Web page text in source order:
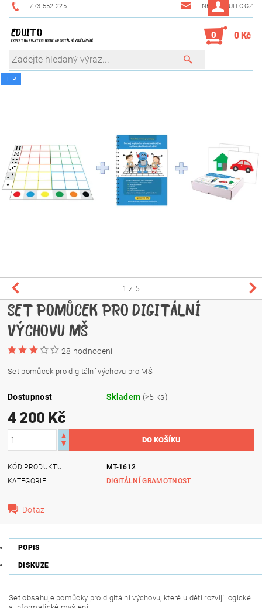
773 552 225 INFO@EDUITO.CZ
EDUITO
EXPERT NA POLYTECHNICKÉ A DIGITÁLNÍ VZDĚLÁVÁNÍ
0 0 Kč
TIP
1 z 5
SET POMŮCEK PRO DIGITÁLNÍ
VÝCHOVU MŠ
28 hodnocení
Set pomůcek pro digitální výchovu pro MŠ
Dostupnost Skladem (>5 ks)
4 200 Kč
KÓD PRODUKTU
MT-1612
KATEGORIE
DIGITÁLNÍ GRAMOTNOST
Dotaz
POPIS
DISKUZE
Set obsahuje pomůcky pro digitální výchovu, které u dětí rozvíjí logické